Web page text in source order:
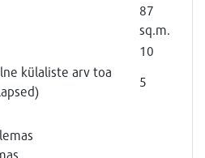
87
sq.m.
10
külaliste arv toa
5